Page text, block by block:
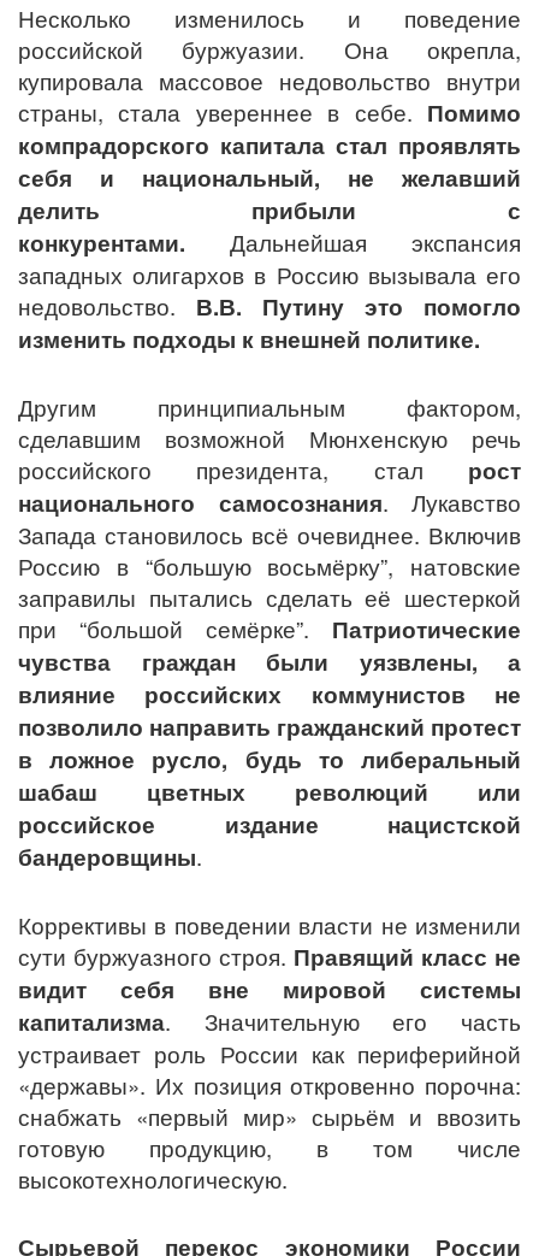
Несколько изменилось и поведение
российской буржуазии. Она окрепла,
купировала массовое недовольство внутри
страны, стала увереннее в себе. Помимо
компрадорского капитала стал проявлять
себя и национальный, не желавший
делить прибыли с
конкурентами. Дальнейшая экспансия
западных олигархов в Россию вызывала его
недовольство. В.В. Путину это помогло
изменить подходы к внешней политике.
Другим принципиальным фактором,
сделавшим возможной Мюнхенскую речь
российского президента, стал рост
национального самосознания. Лукавство
Запада становилось всё очевиднее. Включив
Россию в “большую восьмёрку”, натовские
заправилы пытались сделать её шестеркой
при “большой семёрке”. Патриотические
чувства граждан были уязвлены, а
влияние российских коммунистов не
позволило направить гражданский протест
в ложное русло, будь то либеральный
шабаш цветных революций или
российское издание нацистской
бандеровщины.
Коррективы в поведении власти не изменили
сути буржуазного строя. Правящий класс не
видит себя вне мировой системы
капитализма. Значительную его часть
устраивает роль России как периферийной
«державы». Их позиция откровенно порочна:
снабжать «первый мир» сырьём и ввозить
готовую продукцию, в том числе
высокотехнологическую.
Сырьевой перекос экономики России